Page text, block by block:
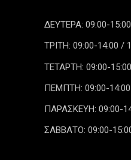
ΔΕΥΤΕΡΑ: 09:00-15:00
ΤΡΙΤΗ: 09:00-14:00 /
ΤΕΤΑΡΤΗ: 09:00-15:00
ΠΕΜΠΤΗ: 09:00-14:00
ΠΑΡΑΣΚΕΥΗ: 09:00-
ΣΑΒΒΑΤΟ: 09:00-